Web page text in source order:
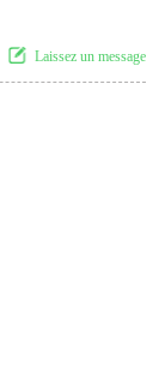
Laissez un message